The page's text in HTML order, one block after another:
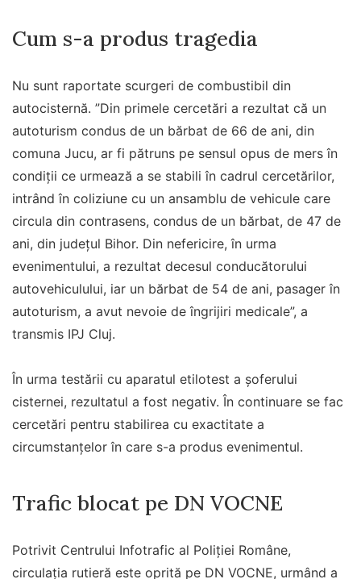
Cum s-a produs tragedia
Nu sunt raportate scurgeri de combustibil din
autocisternă. ”Din primele cercetări a rezultat că un
autoturism condus de un bărbat de 66 de ani, din
comuna Jucu, ar fi pătruns pe sensul opus de mers în
condiţii ce urmează a se stabili în cadrul cercetărilor,
intrând în coliziune cu un ansamblu de vehicule care
circula din contrasens, condus de un bărbat, de 47 de
ani, din judeţul Bihor. Din nefericire, în urma
evenimentului, a rezultat decesul conducătorului
autovehiculului, iar un bărbat de 54 de ani, pasager în
autoturism, a avut nevoie de îngrijiri medicale”, a
transmis IPJ Cluj.
În urma testării cu aparatul etilotest a şoferului
cisternei, rezultatul a fost negativ. În continuare se fac
cercetări pentru stabilirea cu exactitate a
circumstanţelor în care s-a produs evenimentul.
Trafic blocat pe DN VOCNE
Potrivit Centrului Infotrafic al Poliţiei Române,
circulaţia rutieră este oprită pe DN VOCNE, urmând a